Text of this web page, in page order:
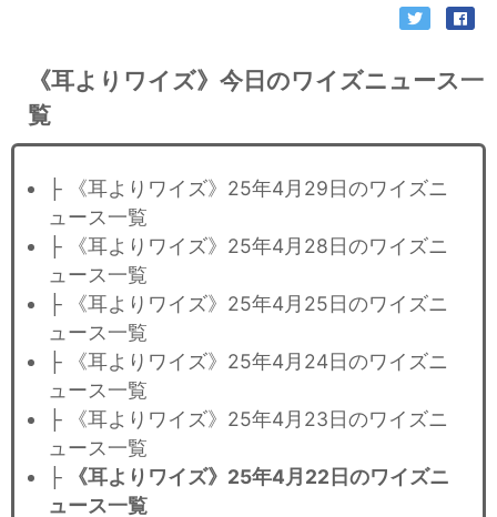
《耳よりワイズ》今日のワイズニュース一
覧
├ 《耳よりワイズ》25年4月29日のワイズニ
ュース一覧
├ 《耳よりワイズ》25年4月28日のワイズニ
ュース一覧
├ 《耳よりワイズ》25年4月25日のワイズニ
ュース一覧
├ 《耳よりワイズ》25年4月24日のワイズニ
ュース一覧
├ 《耳よりワイズ》25年4月23日のワイズニ
ュース一覧
├
《耳よりワイズ》25年4月22日のワイズニ
ュース一覧